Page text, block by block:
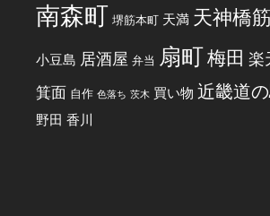
南森町 堺筋本町 天満 天神橋
小豆島 居酒屋 弁当 扇町梅田 楽
箕面 自作 色落ち 茨木 買い物 近畿道
野田 香川